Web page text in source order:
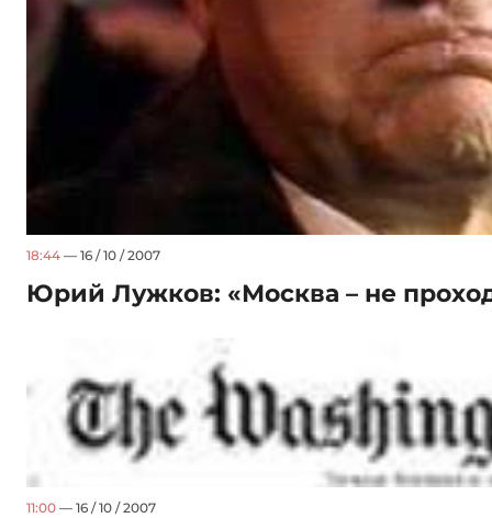
18:44 — 16 / 10 / 2007
Юрий Лужков: «Москва – не
11:00 — 16 / 10 / 2007